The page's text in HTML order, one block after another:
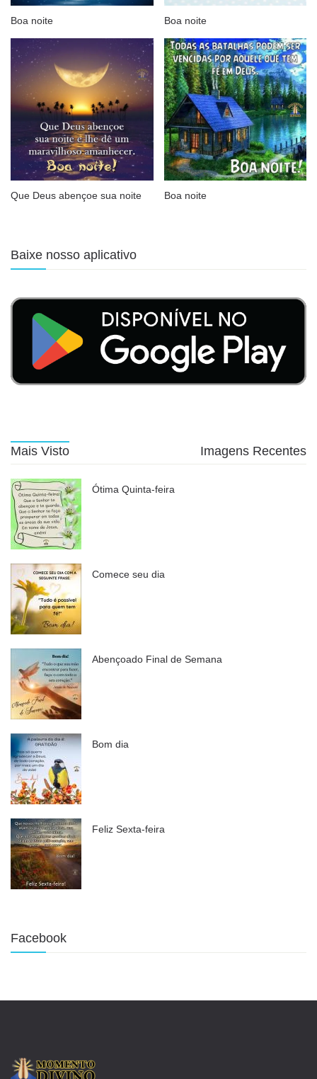
Boa noite Boa noite
Que Deus abençoe sua noite Boa noite
Baixe nosso aplicativo
Mais Visto Imagens Recentes
Ótima Quinta-feira
Comece seu dia
Abençoado Final de Semana
Bom dia
Feliz Sexta-feira
Facebook